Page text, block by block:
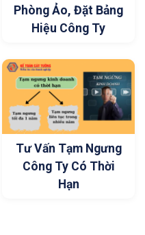
Phòng Ảo, Đặt Bảng
Hiệu Công Ty
Tư Vấn Tạm Ngưng
Công Ty Có Thời
Hạn